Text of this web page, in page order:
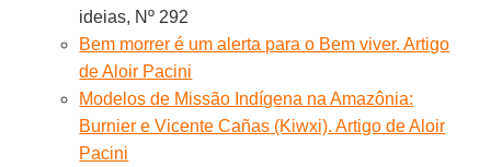
ideias, Nº 292
Bem morrer é um alerta para o Bem viver. Artigo
de Aloir Pacini
Modelos de Missão Indígena na Amazônia:
Burnier e Vicente Cañas (Kiwxi). Artigo de Aloir
Pacini